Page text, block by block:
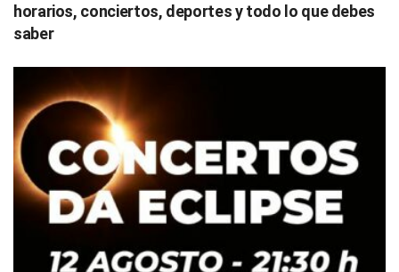
horarios, conciertos, deportes y todo lo que debes
saber